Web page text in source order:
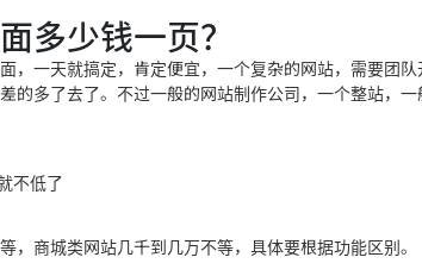
多少钱一页？
，一天就搞定，肯定便宜，一个复杂的网站，需要团
的多了去了。不过一般的网站制作公司，一个整站，
不低了
商城类网站几千到几万不等，具体要根据功能区别。